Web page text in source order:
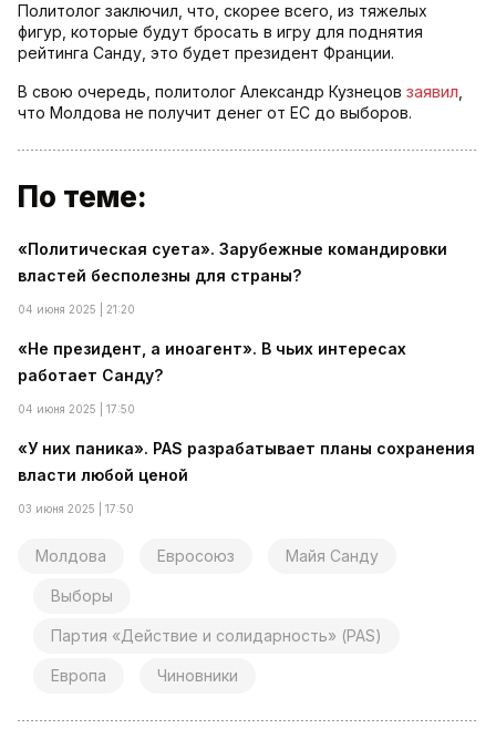
Политолог заключил, что, скорее всего, из тяжелых
фигур, которые будут бросать в игру для поднятия
рейтинга Санду, это будет президент Франции.
В свою очередь, политолог Александр Кузнецов заявил
что Молдова не получит денег от ЕС до выборов.
По теме:
«Политическая суета». Зарубежные командировки
властей бесполезны для страны?
04 июня 2025 | 21:20
«Не президент, а иноагент». В чьих интересах
работает Санду?
04 июня 2025 | 17:50
«У них паника». PAS разрабатывает планы сохранения
власти любой ценой
03 июня 2025 | 17:50
Молдова Евросоюз Майя Санду
Выборы
Партия «Действие и солидарность» (PAS)
Европа Чиновники